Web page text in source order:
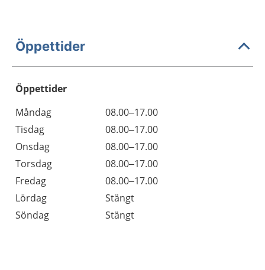
Öppettider
Öppettider
Dag
Öppettider
Kommentarer
Måndag
08.00–17.00
Tisdag
08.00–17.00
Onsdag
08.00–17.00
Torsdag
08.00–17.00
Fredag
08.00–17.00
Lördag
Stängt
Söndag
Stängt